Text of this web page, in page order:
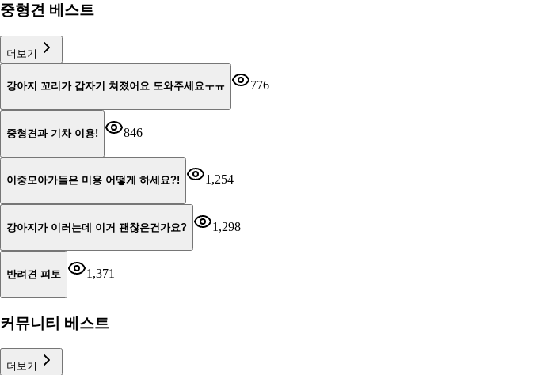
중형견 베스트
더보기
강아지 꼬리가 갑자기 쳐졌어요 도와주세요ㅜㅠ 776
중형견과 기차 이용! 846
이중모아가들은 미용 어떻게 하세요?! 1,254
강아지가 이러는데 이거 괜찮은건가요? 1,298
반려견 피토 1,371
커뮤니티 베스트
더보기